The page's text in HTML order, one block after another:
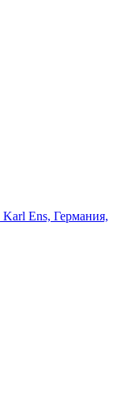
Karl Ens, Германия,